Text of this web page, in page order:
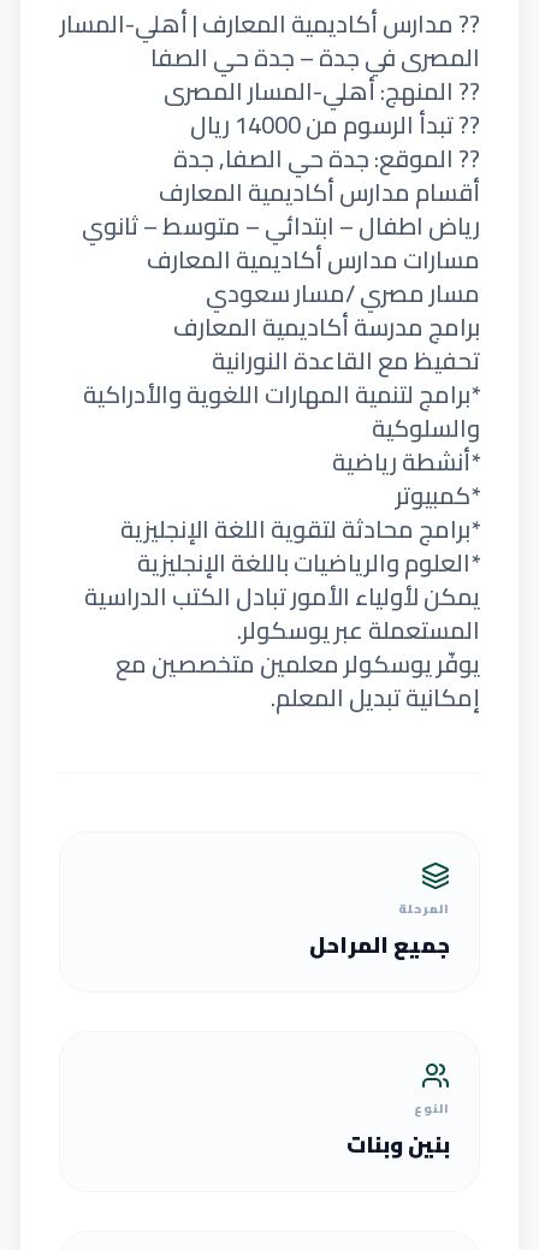
?? مدارس أكاديمية المعارف | أهلي-المسار
المصرى في جدة – جدة حي الصفا
?? المنهج: أهلي-المسار المصرى
?? تبدأ الرسوم من 14000 ريال
?? الموقع: جدة حي الصفا, جدة
أقسام مدارس أكاديمية المعارف
رياض اطفال – ابتدائي – متوسط – ثانوي
مسارات مدارس أكاديمية المعارف
مسار مصري /مسار سعودي
برامج مدرسة أكاديمية المعارف
تحفيظ مع القاعدة النورانية
*برامج لتنمية المهارات اللغوية والأدراكية
والسلوكية
*أنشطة رياضية
*كمبيوتر
*برامج محادثة لتقوية اللغة الإنجليزية
*العلوم والرياضيات باللغة الإنجليزية
يمكن لأولياء الأمور تبادل الكتب الدراسية
المستعملة عبر يوسكولر.
يوفّر يوسكولر معلمين متخصصين مع
إمكانية تبديل المعلم.
المرحلة
جميع المراحل
النوع
بنين وبنات